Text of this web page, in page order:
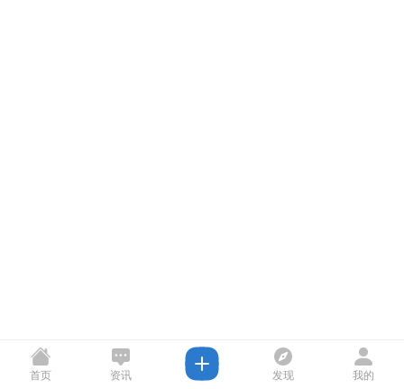
首页 资讯 发现 我的